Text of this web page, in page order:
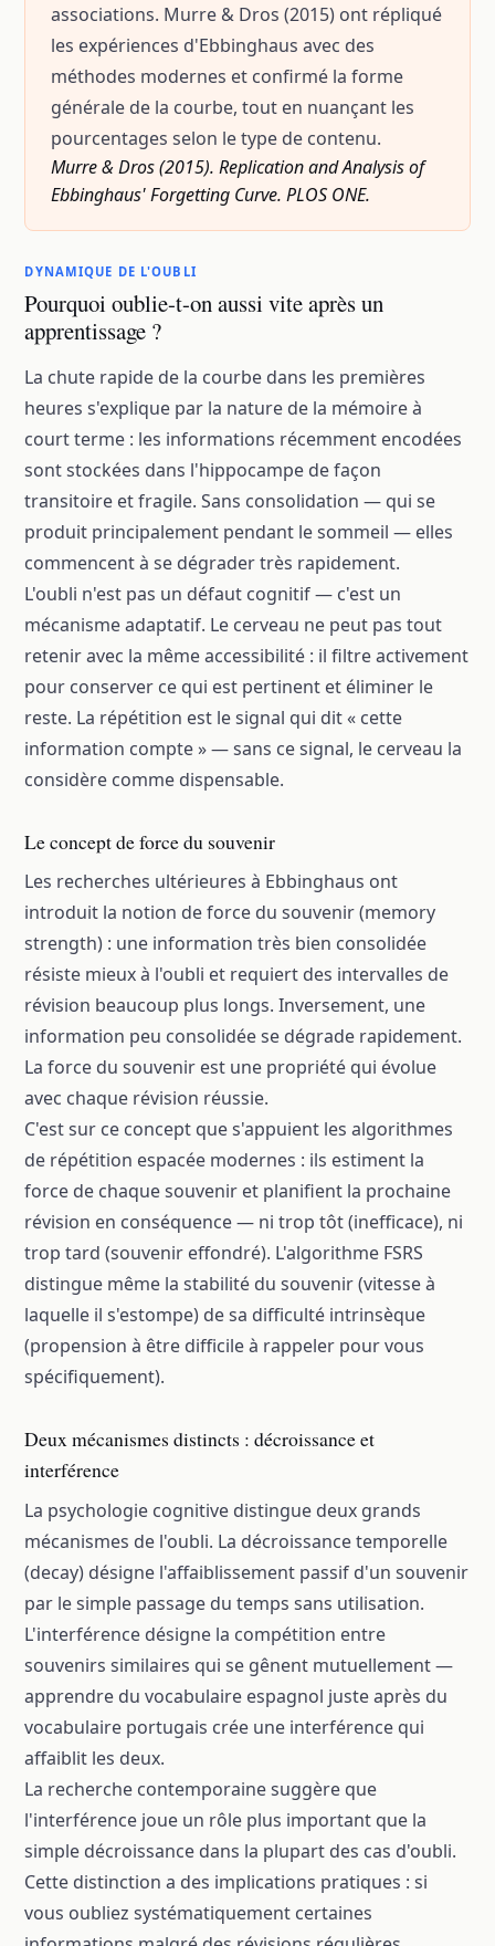
associations. Murre & Dros (2015) ont répliqué
les expériences d'Ebbinghaus avec des
méthodes modernes et confirmé la forme
générale de la courbe, tout en nuançant les
pourcentages selon le type de contenu.
Murre & Dros (2015). Replication and Analysis of
Ebbinghaus' Forgetting Curve. PLOS ONE.
DYNAMIQUE DE L'OUBLI
Pourquoi oublie-t-on aussi vite après un
apprentissage ?
La chute rapide de la courbe dans les premières
heures s'explique par la nature de la mémoire à
court terme : les informations récemment encodées
sont stockées dans l'hippocampe de façon
transitoire et fragile. Sans consolidation — qui se
produit principalement pendant le sommeil — elles
commencent à se dégrader très rapidement.
L'oubli n'est pas un défaut cognitif — c'est un
mécanisme adaptatif. Le cerveau ne peut pas tout
retenir avec la même accessibilité : il filtre activement
pour conserver ce qui est pertinent et éliminer le
reste. La répétition est le signal qui dit « cette
information compte » — sans ce signal, le cerveau la
considère comme dispensable.
Le concept de force du souvenir
Les recherches ultérieures à Ebbinghaus ont
introduit la notion de force du souvenir (memory
strength) : une information très bien consolidée
résiste mieux à l'oubli et requiert des intervalles de
révision beaucoup plus longs. Inversement, une
information peu consolidée se dégrade rapidement.
La force du souvenir est une propriété qui évolue
avec chaque révision réussie.
C'est sur ce concept que s'appuient les algorithmes
de répétition espacée modernes : ils estiment la
force de chaque souvenir et planifient la prochaine
révision en conséquence — ni trop tôt (inefficace), ni
trop tard (souvenir effondré). L'algorithme FSRS
distingue même la stabilité du souvenir (vitesse à
laquelle il s'estompe) de sa difficulté intrinsèque
(propension à être difficile à rappeler pour vous
spécifiquement).
Deux mécanismes distincts : décroissance et
interférence
La psychologie cognitive distingue deux grands
mécanismes de l'oubli. La décroissance temporelle
(decay) désigne l'affaiblissement passif d'un souvenir
par le simple passage du temps sans utilisation.
L'interférence désigne la compétition entre
souvenirs similaires qui se gênent mutuellement —
apprendre du vocabulaire espagnol juste après du
vocabulaire portugais crée une interférence qui
affaiblit les deux.
La recherche contemporaine suggère que
l'interférence joue un rôle plus important que la
simple décroissance dans la plupart des cas d'oubli.
Cette distinction a des implications pratiques : si
vous oubliez systématiquement certaines